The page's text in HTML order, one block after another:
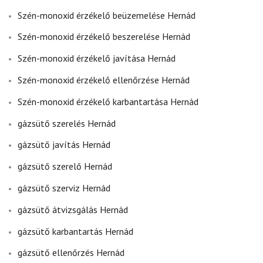
Szén-monoxid érzékelő beüzemelése Hernád
Szén-monoxid érzékelő beszerelése Hernád
Szén-monoxid érzékelő javítása Hernád
Szén-monoxid érzékelő ellenőrzése Hernád
Szén-monoxid érzékelő karbantartása Hernád
gázsütő szerelés Hernád
gázsütő javítás Hernád
gázsütő szerelő Hernád
gázsütő szerviz Hernád
gázsütő átvizsgálás Hernád
gázsütő karbantartás Hernád
gázsütő ellenőrzés Hernád